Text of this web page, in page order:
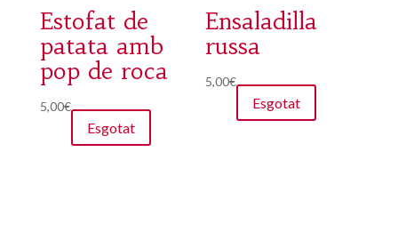
Estofat de
patata amb
pop de roca
5,00€
Esgotat
Ensaladilla
russa
5,00€
Esgotat